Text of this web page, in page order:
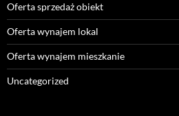
Oferta sprzedaż obiekt
Oferta wynajem lokal
Oferta wynajem mieszkanie
Uncategorized